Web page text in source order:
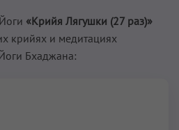
«Крийя Лягушки (27 раз)»
крийях и медитациях
Бхаджана: